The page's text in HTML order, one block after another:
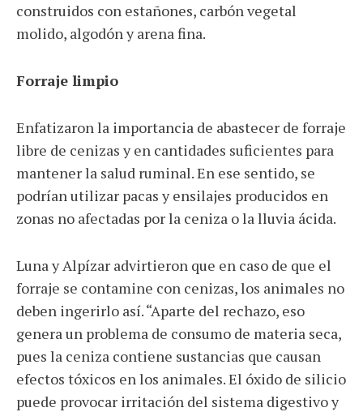
construidos con estañones, carbón vegetal
molido, algodón y arena fina.
Forraje limpio
Enfatizaron la importancia de abastecer de forraje
libre de cenizas y en cantidades suficientes para
mantener la salud ruminal. En ese sentido, se
podrían utilizar pacas y ensilajes producidos en
zonas no afectadas por la ceniza o la lluvia ácida.
Luna y Alpízar advirtieron que en caso de que el
forraje se contamine con cenizas, los animales no
deben ingerirlo así. “Aparte del rechazo, eso
genera un problema de consumo de materia seca,
pues la ceniza contiene sustancias que causan
efectos tóxicos en los animales. El óxido de silicio
puede provocar irritación del sistema digestivo y